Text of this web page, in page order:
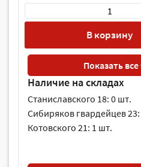
В корзину
Показать
Наличие на складах
Станиславского 18: 0 шт.
Сибиряков гвардейцев
Котовского 21: 1 шт.